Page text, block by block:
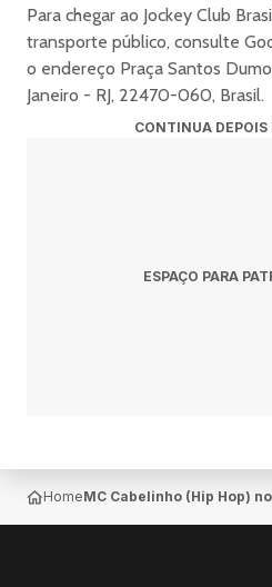
alimento, entregue na entrada
A comprovação é obrigatória
evento.
* Problemas/ dúvidas com
contato com a Ingresse pelo e-
Para chegar ao Jockey Club
transporte público, consulte
o endereço Praça Santos
Janeiro - RJ, 22470-060, Brasil.
CONTINUA DEPOIS
ESPAÇO PARA
HomeMC Cabelinho (Hip Hop)